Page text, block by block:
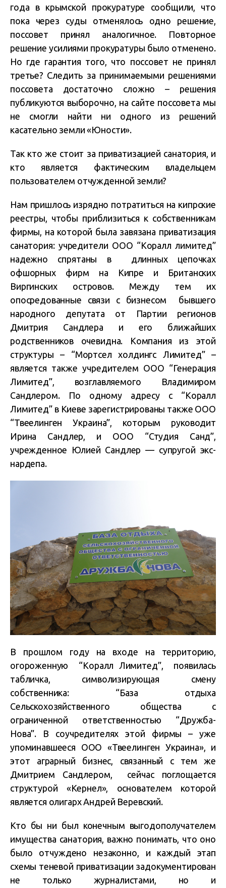
года в крымской прокуратуре сообщили, что
пока через суды отменялось одно решение,
поссовет принял аналогичное. Повторное
решение усилиями прокуратуры было отменено.
Но где гарантия того, что поссовет не принял
третье? Следить за принимаемыми решениями
поссовета достаточно сложно – решения
публикуются выборочно, на сайте поссовета мы
не смогли найти ни одного из решений
касательно земли «Юности».
Так кто же стоит за приватизацией санатория, и
кто является фактическим владельцем
пользователем отчужденной земли?
Нам пришлось изрядно потратиться на кипрские
реестры, чтобы приблизиться к собственникам
фирмы, на которой была завязана приватизация
санатория: учредители ООО “Коралл лимитед”
надежно спрятаны в длинных цепочках
офшорных фирм на Кипре и Британских
Виргинских островов. Между тем их
опосредованные связи с бизнесом бывшего
народного депутата от Партии регионов
Дмитрия Сандлера и его ближайших
родственников очевидна. Компания из этой
структуры – “Мортсел холдингс Лимитед” –
является также учредителем ООО “Генерация
Лимитед”, возглавляемого Владимиром
Сандлером. По одному адресу с “Коралл
Лимитед” в Киеве зарегистрированы также ООО
“Твеелинген Украина”, которым руководит
Ирина Сандлер, и ООО “Студия Санд”,
учрежденное Юлией Сандлер — супругой экс-
нардепа.
В прошлом году на входе на территорию,
огороженную “Коралл Лимитед”, появилась
табличка, символизирующая смену
собственника: “База отдыха
Сельскохозяйственного общества с
ограниченной ответственностью “Дружба-
Нова”. В соучредителях этой фирмы – уже
упоминавшееся ООО «Твеелинген Украина», и
этот аграрный бизнес, связанный с тем же
Дмитрием Сандлером, сейчас поглощается
структурой «Кернел», основателем которой
является олигарх Андрей Веревский.
Кто бы ни был конечным выгодополучателем
имущества санатория, важно понимать, что оно
было отчуждено незаконно, и каждый этап
схемы теневой приватизации задокументирован
не только журналистами, но и